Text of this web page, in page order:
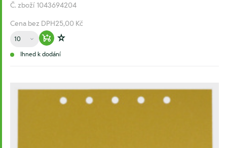
Č. zboží 1043694204
Cena bez DPH25,00 Kč
Množství
Warenkorb hinzufügen
Zur Wunschliste hinzufügen
Ihned k dodání